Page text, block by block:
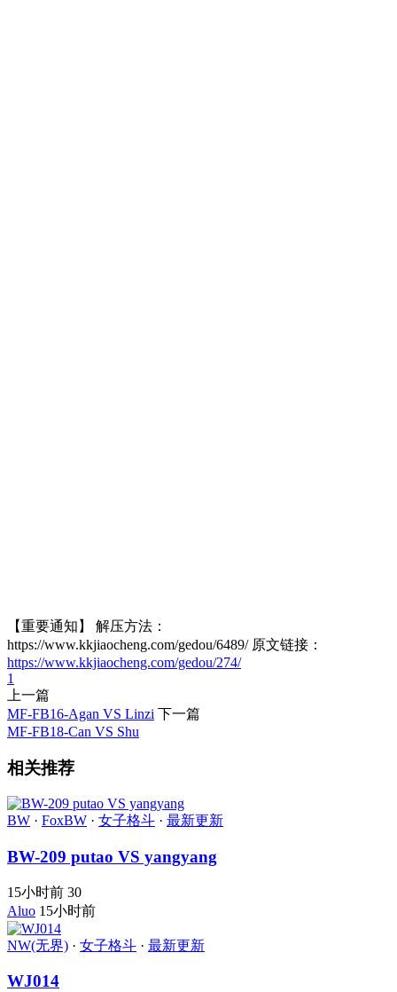
【重要通知】 解压方法：
https://www.kkjiaocheng.com/gedou/6489/ 原文链接：
https://www.kkjiaocheng.com/gedou/274/
1
上一篇
MF-FB16-Agan VS Linzi 下一篇
MF-FB18-Can VS Shu
相关推荐
BW · FoxBW · 女子格斗 · 最新更新
BW-209 putao VS yangyang
15小时前 30
Aluo 15小时前
NW(无界) · 女子格斗 · 最新更新
WJ014